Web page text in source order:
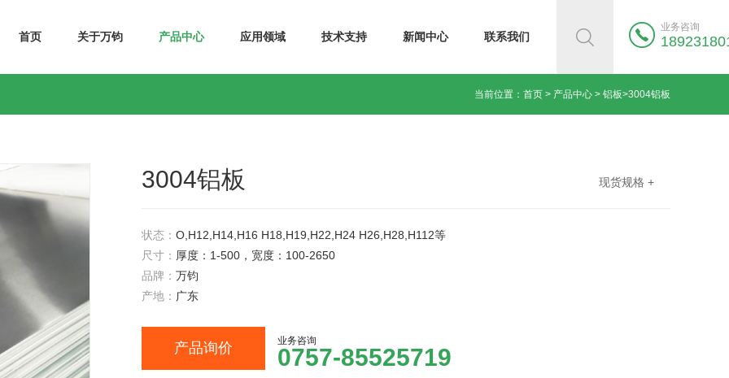
首页 关于万钧 产品中心 应用领域 技术支持 新闻中心 联系我们
业务咨询
当前位置： 首页 > 产品中心 > 铝板>3004铝板
3004铝板 现货规格 +
状态： O,H12,H14,H16 H18,H19,H22,H24 H26,H28,H112等
尺寸： 厚度：1-500，宽度：100-2650
品牌： 万钧
产地： 广东
产品询价 业务咨询
0757-85525719